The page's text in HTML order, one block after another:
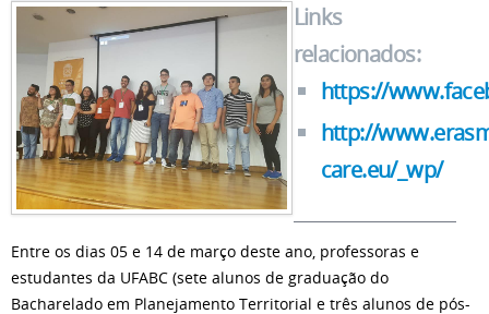
Links
relacionados:
https://
http://
care.eu/_wp/
Entre os dias 05 e 14 de março deste ano, professoras e
estudantes da UFABC (sete alunos de graduação do
Bacharelado em Planejamento Territorial e três alunos de pós-